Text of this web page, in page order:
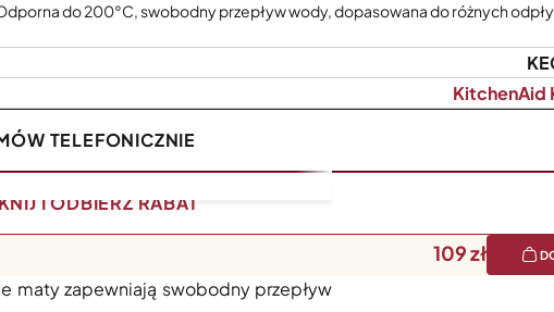
do 200°C, swobodny przepływ wody, dopasowana do różnych
KitchenAid
TELEFONICZNIE
I ODBIERZ RABAT
109
maty zapewniają swobodny przepływ